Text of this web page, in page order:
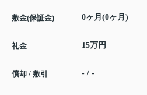
敷金(保証金) 0ヶ月(0ヶ月)
礼金 15万円
償却 / 敷引 - / -